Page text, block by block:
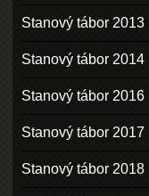
Stanový tábor 2013
Stanový tábor 2014
Stanový tábor 2016
Stanový tábor 2017
Stanový tábor 2018